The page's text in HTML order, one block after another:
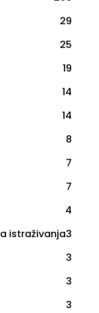
29
25
19
14
14
8
7
7
4
istraživanja3
3
3
3